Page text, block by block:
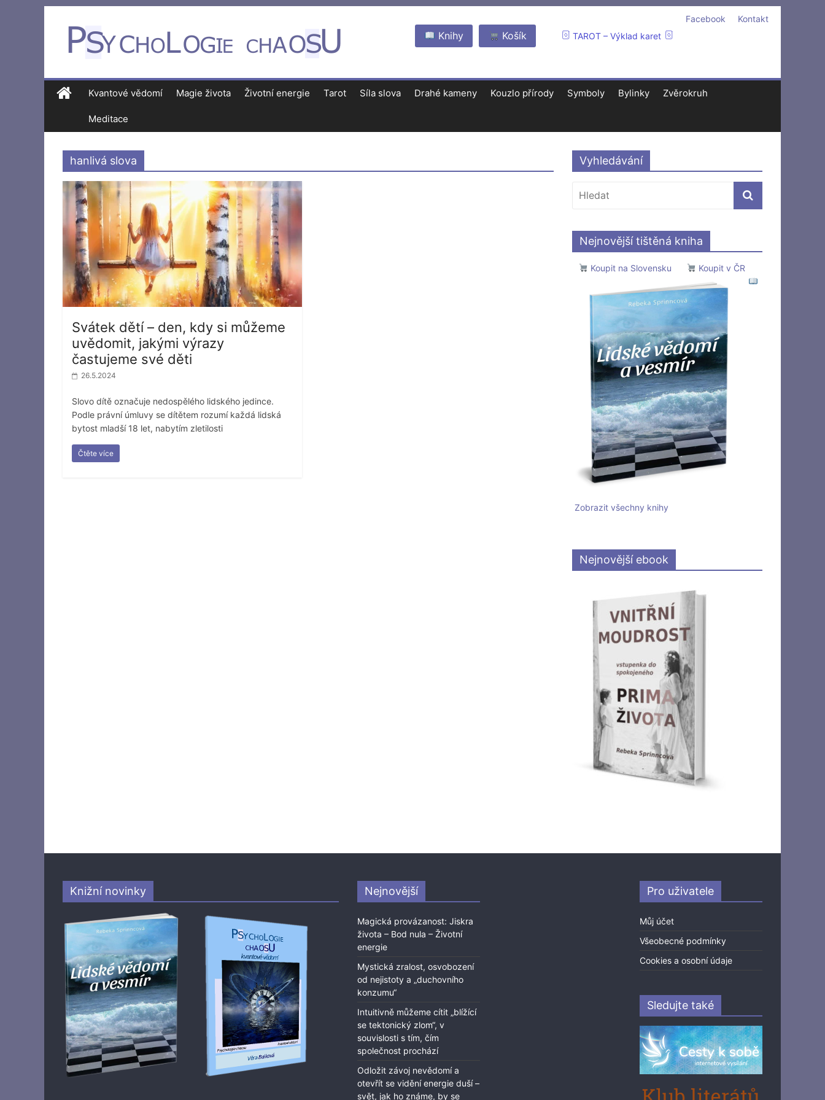
Kontakt
Facebook
TAROT – Výklad karet
Košík
Knihy
Kvantové vědomí Magie života Životní energie Tarot Síla slova Drahé kameny Kouzlo přírody Symboly Bylinky Zvěrokruh
Meditace
hanlivá slova
Svátek dětí – den, kdy si můžeme
uvědomit, jakými výrazy
častujeme své děti
26.5.2024
Slovo dítě označuje nedospělého lidského jedince.
Podle právní úmluvy se dítětem rozumí každá lidská
bytost mladší 18 let, nabytím zletilosti
Čtěte více
Vyhledávání
Nejnovější tištěná kniha
Koupit na Slovensku Koupit v ČR
Zobrazit všechny knihy
Nejnovější ebook
Knižní novinky Nejnovější
Magická provázanost: Jiskra
života – Bod nula – Životní
energie
Mystická zralost, osvobození
od nejistoty a „duchovního
konzumu“
Intuitivně můžeme cítit „blížící
se tektonický zlom“, v
souvislosti s tím, čím
společnost prochází
Odložit závoj nevědomí a
otevřít se vidění energie duší –
svět, jak ho známe, by se
Pro uživatele
Můj účet
Všeobecné podmínky
Cookies a osobní údaje
Sledujte také